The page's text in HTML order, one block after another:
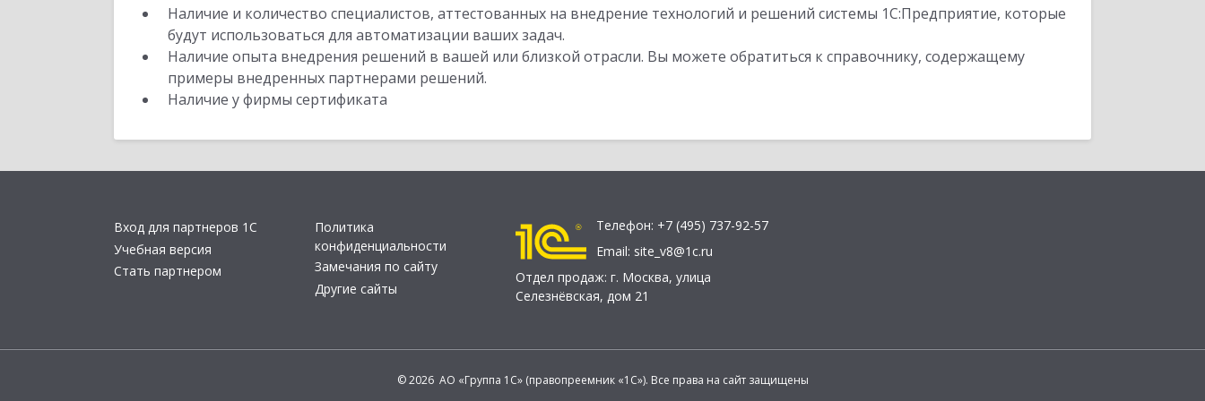
Наличие и количество специалистов, аттестованных на внедрение технологий и решений системы 1С:Предприятие, которые
будут использоваться для автоматизации ваших задач.
Наличие опыта внедрения решений в вашей или близкой отрасли. Вы можете обратиться к справочнику, содержащему
примеры внедренных партнерами решений.
Наличие у фирмы сертификата
Вход для партнеров 1С
Учебная версия
Стать партнером
Политика
конфиденциальности
Замечания по сайту
Другие сайты
Телефон: +7 (495) 737-92-57
Email: site_v8@1c.ru
Отдел продаж: г. Москва, улица
Селезнёвская, дом 21
© 2026 АО «Группа 1С» (правопреемник «1С»). Все права на сайт защищены